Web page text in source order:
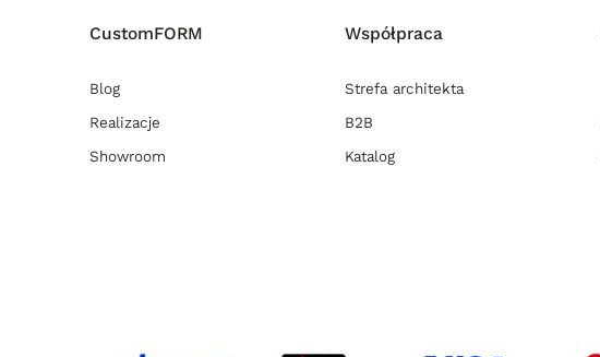
CustomFORM
Blog
Realizacje
Showroom
Współpraca
Strefa architekta
B2B
Katalog